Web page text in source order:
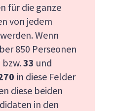
für die ganze
von jedem
Wenn
850 Perseonen
bzw.33 und
in diese Felder
diese beiden
in den